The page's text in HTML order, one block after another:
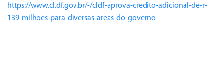
https://www.cl.df.gov.br/-/cldf-aprova-credito-adicional-de-r-
139-milhoes-para-diversas-areas-do-governo